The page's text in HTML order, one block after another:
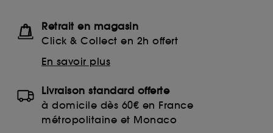
Retrait en magasin
Click & Collect en 2h offert
En savoir plus
Livraison standard offerte
à domicile dès 60€ en France
métropolitaine et Monaco